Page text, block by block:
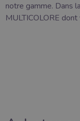
notre gamme. Dans
MULTICOLORE